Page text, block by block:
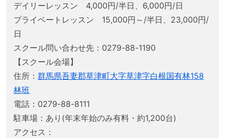
デイリーレッスン 4,000円/半日、6,000円/日
プライベートレッスン 15,000円～/半日、23,000円/
日
スクール問い合わせ先：0279-88-1190
【スクール会場】
住所： 群馬県吾妻郡草津町大字草津字白根国有林158
林班
電話：0279-88-8111
駐車場：あり(年末年始のみ有料・約1,200台)
アクセス：